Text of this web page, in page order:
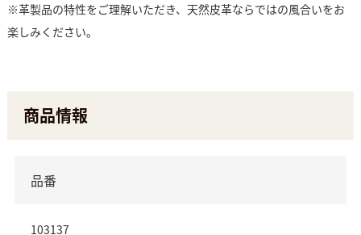
※革製品の特性をご理解いただき、天然皮革ならではの風合いをお
楽しみください。
商品情報
品番
103137